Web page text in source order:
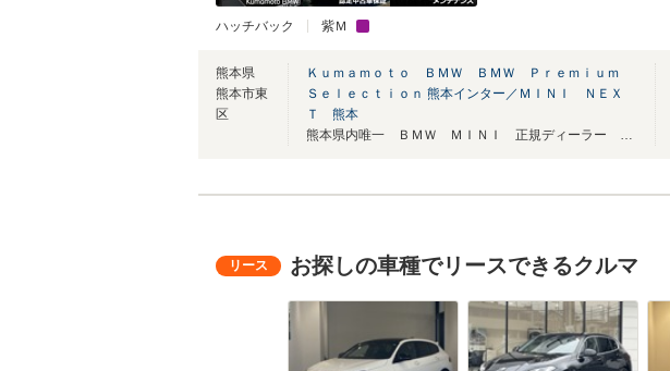
ハッチバック 紫Ｍ
熊本県
熊本市東
区
Ｋｕｍａｍｏｔｏ ＢＭＷ ＢＭＷ Ｐｒｅｍｉｕｍ
Ｓｅｌｅｃｔｉｏｎ 熊本インター／ＭＩＮＩ ＮＥＸ
Ｔ 熊本
熊本県内唯一 ＢＭＷ ＭＩＮＩ 正規ディーラー 【中古車ご購入専用ダイヤル】
お探しの車種でリースできるクルマ